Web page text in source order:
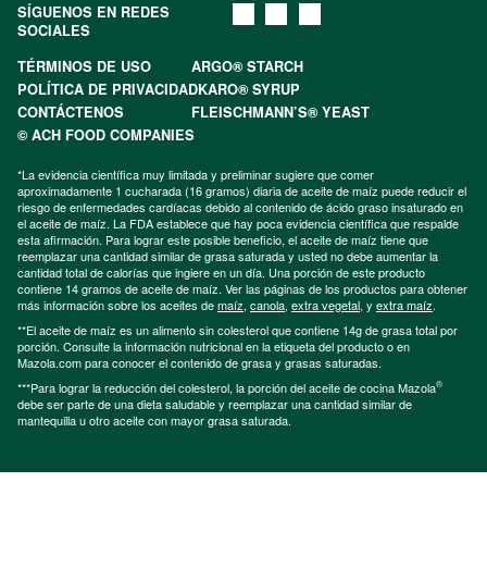
SÍGUENOS EN REDES
SOCIALES
TÉRMINOS DE USO
ARGO® STARCH
POLÍTICA DE PRIVACIDADKARO® SYRUP
CONTÁCTENOS
FLEISCHMANN’S® YEAST
© ACH FOOD COMPANIES
*La evidencia científica muy limitada y preliminar sugiere que comer
aproximadamente 1 cucharada (16 gramos) diaria de aceite de maíz puede reducir el
riesgo de enfermedades cardíacas debido al contenido de ácido graso insaturado en
el aceite de maíz. La FDA establece que hay poca evidencia científica que respalde
esta afirmación. Para lograr este posible beneficio, el aceite de maíz tiene que
reemplazar una cantidad similar de grasa saturada y usted no debe aumentar la
cantidad total de calorías que ingiere en un día. Una porción de este producto
contiene 14 gramos de aceite de maíz. Ver las páginas de los productos para obtener
más información sobre los aceites demaíz, canola, extra vegetal, y extra maíz.
**El aceite de maíz es un alimento sin colesterol que contiene 14g de grasa total por
porción. Consulte la información nutricional en la etiqueta del producto o en
Mazola.com para conocer el contenido de grasa y grasas saturadas.
***Para lograr la reducción del colesterol, la porción del aceite de cocina Mazola®
debe ser parte de una dieta saludable y reemplazar una cantidad similar de
mantequilla u otro aceite con mayor grasa saturada.